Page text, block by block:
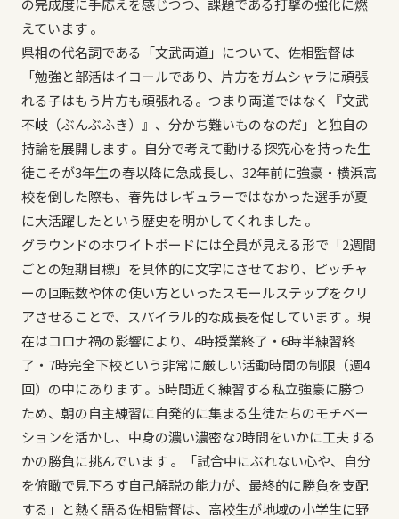
の完成度に手応えを感じつつ、課題である打撃の強化に燃
えています 。
県相の代名詞である「文武両道」について、佐相監督は
「勉強と部活はイコールであり、片方をガムシャラに頑張
れる子はもう片方も頑張れる。つまり両道ではなく『文武
不岐（ぶんぶふき）』、分かち難いものなのだ」と独自の
持論を展開します 。自分で考えて動ける探究心を持った生
徒こそが3年生の春以降に急成長し、32年前に強豪・横浜高
校を倒した際も、春先はレギュラーではなかった選手が夏
に大活躍したという歴史を明かしてくれました 。
グラウンドのホワイトボードには全員が見える形で「2週間
ごとの短期目標」を具体的に文字にさせており、ピッチャ
ーの回転数や体の使い方といったスモールステップをクリ
アさせることで、スパイラル的な成長を促しています 。現
在はコロナ禍の影響により、4時授業終了・6時半練習終
了・7時完全下校という非常に厳しい活動時間の制限（週4
回）の中にあります 。5時間近く練習する私立強豪に勝つ
ため、朝の自主練習に自発的に集まる生徒たちのモチベー
ションを活かし、中身の濃い濃密な2時間をいかに工夫する
かの勝負に挑んでいます 。「試合中にぶれない心や、自分
を俯瞰で見下ろす自己解説の能力が、最終的に勝負を支配
する」と熱く語る佐相監督は、高校生が地域の小学生に野